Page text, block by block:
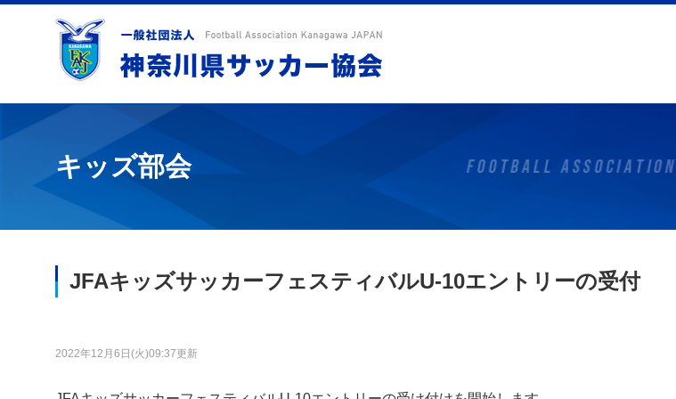
キッズ部会
JFAキッズサッカーフェスティバルU-10エントリーの受付
2022年12月6日(火)09:37更新